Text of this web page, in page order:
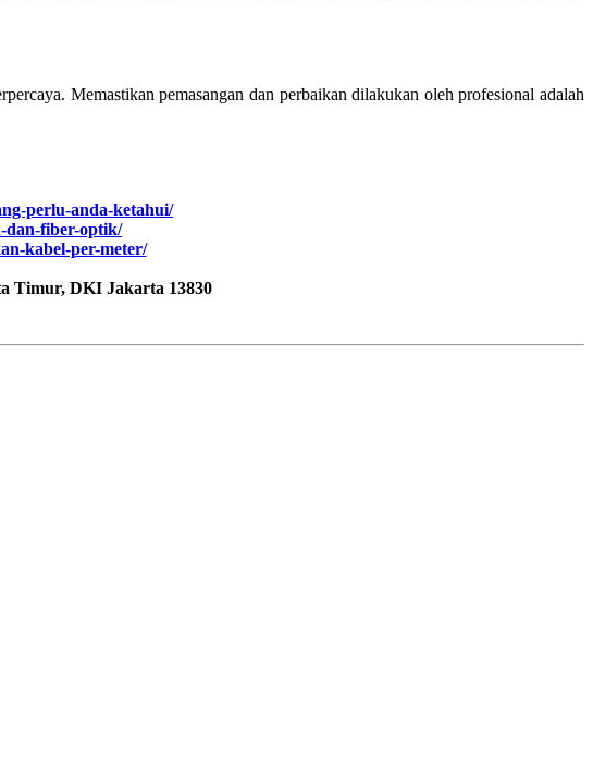
Memastikan pemasangan dan perbaikan dilakukan oleh profesional adalah
perlu-anda-ketahui/
dan-fiber-optik/
kabel-per-meter/
Timur, DKI Jakarta 13830